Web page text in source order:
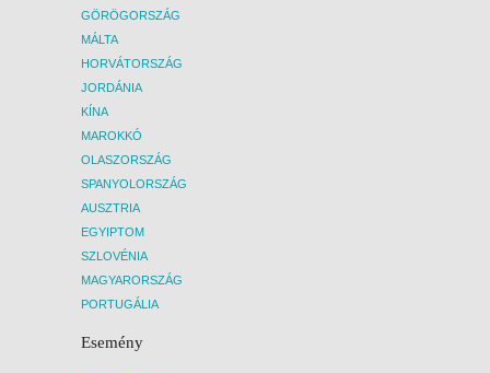
GÖRÖGORSZÁG
MÁLTA
HORVÁTORSZÁG
JORDÁNIA
KÍNA
MAROKKÓ
OLASZORSZÁG
SPANYOLORSZÁG
AUSZTRIA
EGYIPTOM
SZLOVÉNIA
MAGYARORSZÁG
PORTUGÁLIA
Esemény